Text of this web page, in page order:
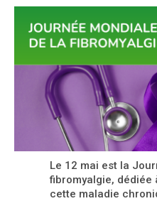
Le 12 mai est la
fibromyalgie, dédiée
cette maladie